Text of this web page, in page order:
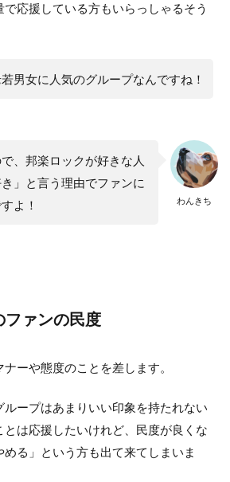
で応援している方もいらっしゃるそう
男女に人気のグループなんですね！
わんきち
、邦楽ロックが好きな人
」と言う理由でファンに
よ！
ァンの民度
ーや態度のことを差します。
ープはあまりいい印象を持たれない
は応援したいけれど、民度が良くな
る」という方も出て来てしまいま